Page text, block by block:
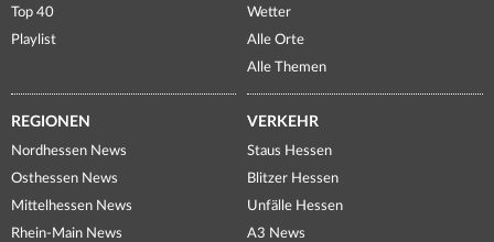
Top 40
Playlist
Wetter
Alle Orte
Alle Themen
REGIONEN
Nordhessen News
Osthessen News
Mittelhessen News
Rhein-Main News
VERKEHR
Staus Hessen
Blitzer Hessen
Unfälle Hessen
A3 News